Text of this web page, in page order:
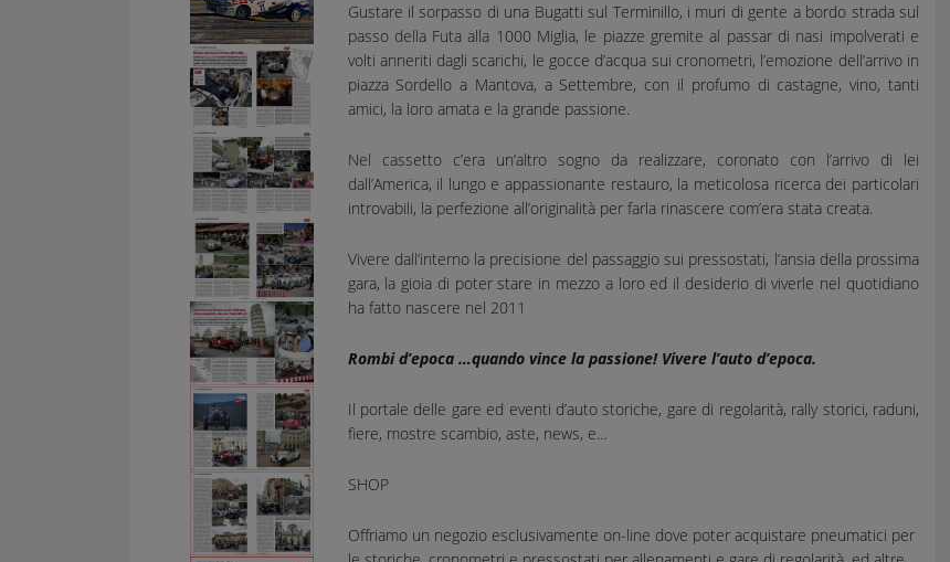
Gustare il sorpasso di una Bugatti sul Terminillo, i muri di gente a bordo strada sul
passo della Futa alla 1000 Miglia, le piazze gremite al passar di nasi impolverati e
volti anneriti dagli scarichi, le gocce d’acqua sui cronometri, l’emozione dell’arrivo in
piazza Sordello a Mantova, a Settembre, con il profumo di castagne, vino, tanti
amici, la loro amata e la grande passione.
Nel cassetto c’era un’altro sogno da realizzare, coronato con l’arrivo di lei
dall’America, il lungo e appassionante restauro, la meticolosa ricerca dei particolari
introvabili, la perfezione all’originalità per farla rinascere com’era stata creata.
Vivere dall’interno la precisione del passaggio sui pressostati, l’ansia della prossima
gara, la gioia di poter stare in mezzo a loro ed il desiderio di viverle nel quotidiano
ha fatto nascere nel 2011
Rombi d’epoca…quando vince la passione! Vivere l’auto d’epoca.
Il portale delle gare ed eventi d’auto storiche, gare di regolarità, rally storici, raduni,
fiere, mostre scambio, aste, news, e…
SHOP
Offriamo un negozio esclusivamente on-line dove poter acquistare pneumatici per